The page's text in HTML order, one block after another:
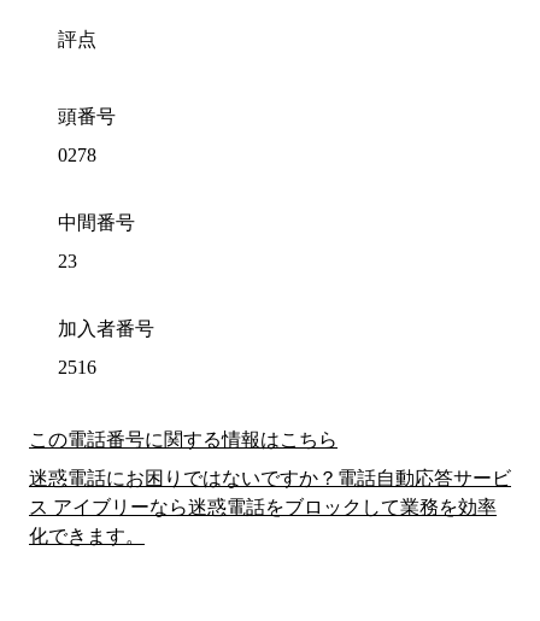
評点
頭番号
0278
中間番号
23
加入者番号
2516
この電話番号に関する情報はこちら
迷惑電話にお困りではないですか？電話自動応答サービ
ス アイブリーなら迷惑電話をブロックして業務を効率
化できます。